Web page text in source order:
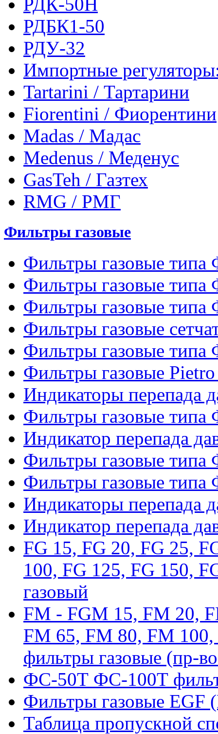
РДБК1-50
РДУ-32
Импортные
Tartarini / Тартарини
Fiorentini / Фиорентини
Madas / Мадас
Medenus / Меденус
GasTeh / Газтех
RMG / РМГ
Фильтры газовые
Фильтры газовые типа
Фильтры газовые
Фильтры газовые
Фильтры газовые
Фильтры газовые
Фильтры газовые
Индикаторы перепада
Фильтры газовые
Индикатор перепада
Фильтры газовые
Фильтры газовые типа
Индикаторы перепада
Индикатор перепада
FG 15, FG 20, FG 25,
100, FG 125, FG 150,
газовый
FM - FGM 15, FM 20,
FM 65, FM 80, FM
фильтры газовые (пр-
ФС-50Т ФС-100Т
Фильтры газовые EGF
Таблица пропускной